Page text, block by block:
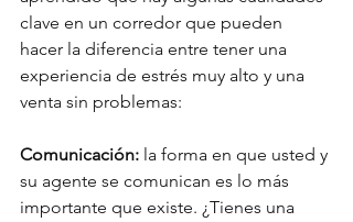
clave en un corredor que pueden
hacer la diferencia entre tener una
experiencia de estrés muy alto y una
venta sin problemas:
Comunicación: la forma en que usted y
su agente se comunican es lo más
importante que existe. ¿Tienes una